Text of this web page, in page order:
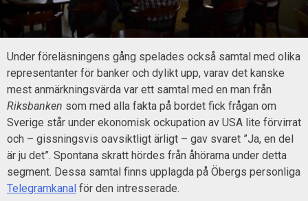
Under föreläsningens gång spelades också samtal med olika
representanter för banker och dylikt upp, varav det kanske
mest anmärkningsvärda var ett samtal med en man från
Riksbanken som med alla fakta på bordet fick frågan om
Sverige står under ekonomisk ockupation av USA lite förvirrat
och – gissningsvis oavsiktligt ärligt – gav svaret ”Ja, en del
är ju det”. Spontana skratt hördes från åhörarna under detta
segment. Dessa samtal finns upplagda på Öbergs personliga
Telegramkanal för den intresserade.